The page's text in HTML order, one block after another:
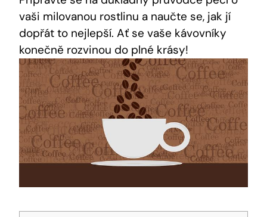
vaši milovanou rostlinu a naučte se, jak jí
dopřát to nejlepší. Ať se vaše kávovníky
konečně rozvinou do plné krásy!